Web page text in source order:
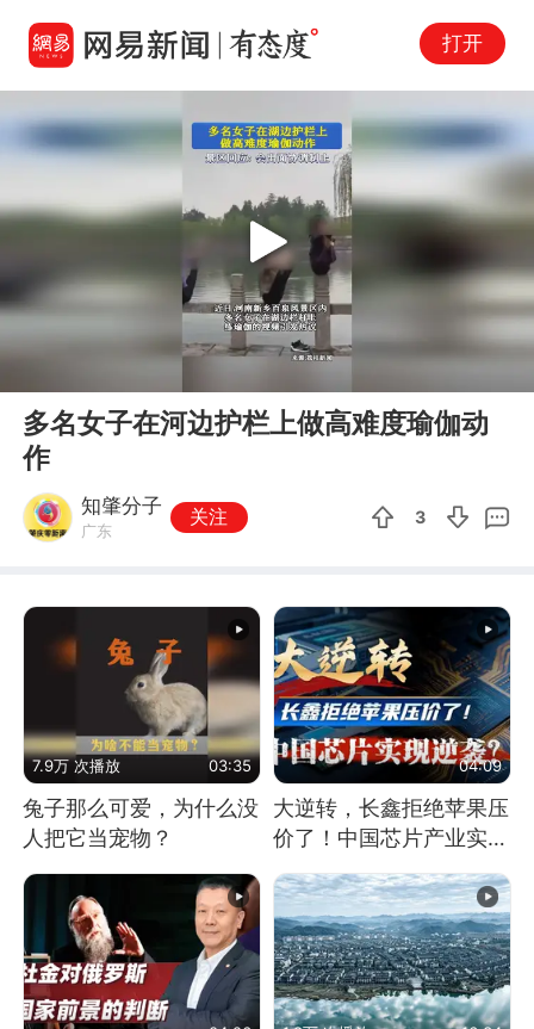
打开
Play
多名女子在河边护栏上做高难度瑜伽动
作
知肇分子
广东
关注 3
7.9万 次播放 03:35
兔子那么可爱，为什么没
人把它当宠物？
04:09
大逆转，长鑫拒绝苹果压
价了！中国芯片产业实现
怎样的逆袭？